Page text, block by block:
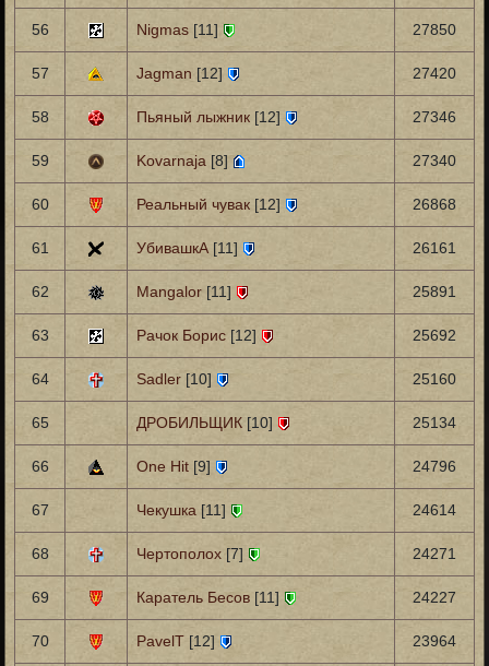
56 Nigmas [11] 27850
57 Jagman [12] 27420
58 Пьяный лыжник [12] 27346
59 Kovarnaja [8] 27340
60 Реальный чувак [12] 26868
61 УбивашкА [11] 26161
62 Mangalor [11] 25891
63 Рачок Борис [12] 25692
64 Sadler [10] 25160
65 ДРОБИЛЬЩИК [10] 25134
66 One Hit [9] 24796
67 Чекушка [11] 24614
68 Чертополох [7] 24271
69 Каратель Бесов [11] 24227
70 PavelT [12] 23964